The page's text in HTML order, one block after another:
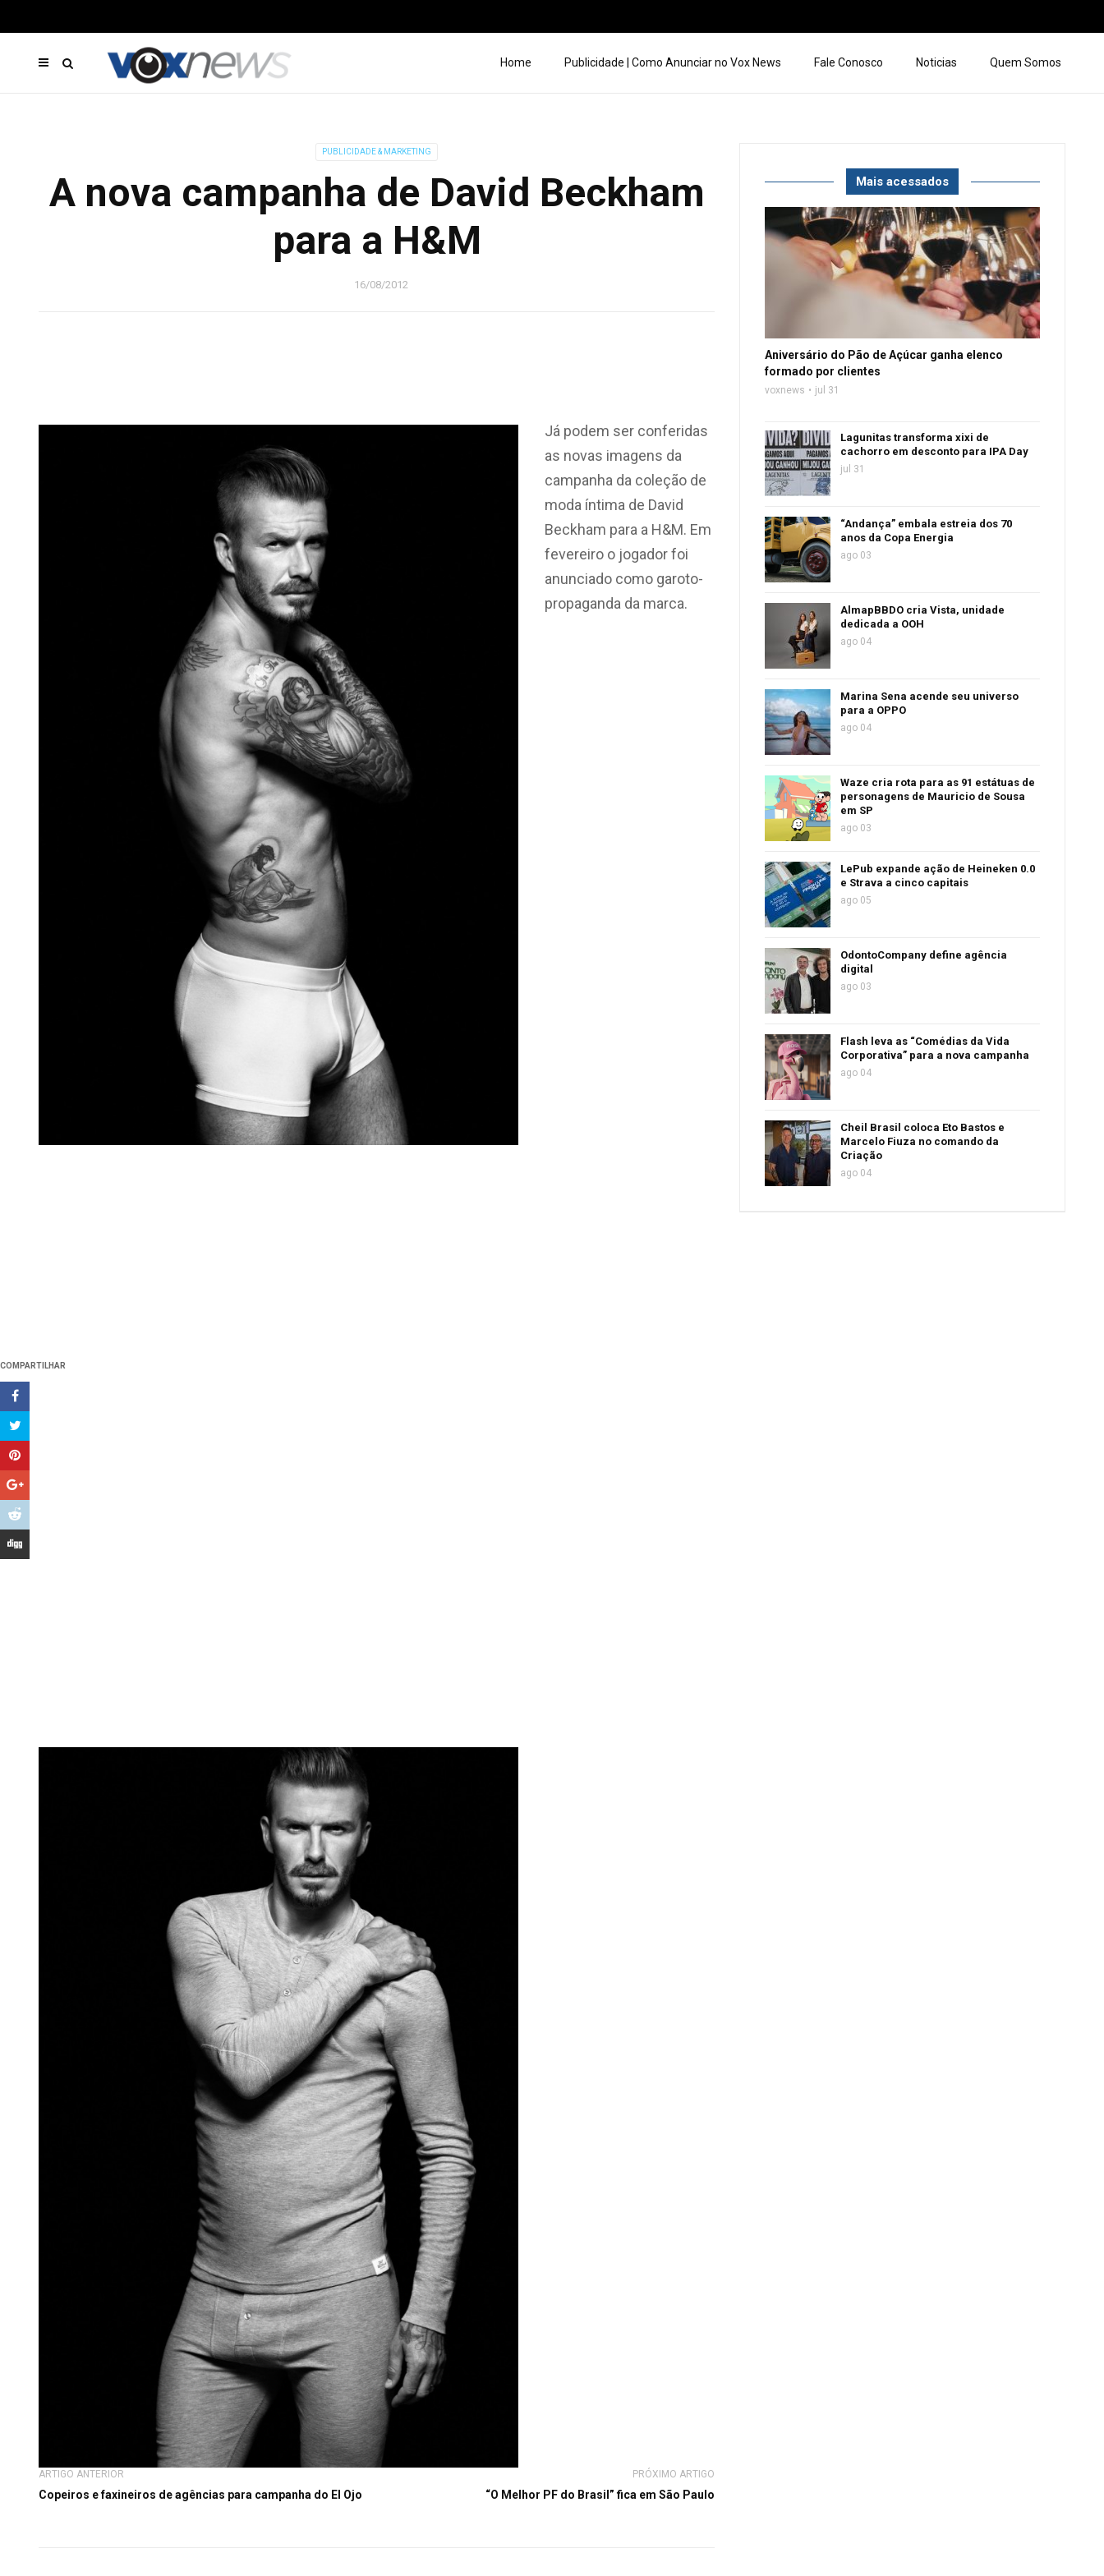
Home Publicidade | Como Anunciar no Vox News Fale Conosco Noticias Quem Somos
PUBLICIDADE & MARKETING
A nova campanha de David Beckham
para a H&M
16/08/2012
COMPARTILHAR
Já podem ser conferidas
as novas imagens da
campanha da coleção de
moda íntima de David
Beckham para a H&M. Em
fevereiro o jogador foi
anunciado como garoto-
propaganda da marca.
ARTIGO ANTERIOR
Copeiros e faxineiros de agências para campanha do El Ojo
PRÓXIMO ARTIGO
“O Melhor PF do Brasil” fica em São Paulo
Mais acessados
Aniversário do Pão de Açúcar ganha elenco
formado por clientes
voxnews jul 31
Lagunitas transforma xixi de
cachorro em desconto para IPA Day
jul 31
“Andança” embala estreia dos 70
anos da Copa Energia
ago 03
AlmapBBDO cria Vista, unidade
dedicada a OOH
ago 04
Marina Sena acende seu universo
para a OPPO
ago 04
Waze cria rota para as 91 estátuas de
personagens de Mauricio de Sousa
em SP
ago 03
LePub expande ação de Heineken 0.0
e Strava a cinco capitais
ago 05
OdontoCompany define agência
digital
ago 03
Flash leva as “Comédias da Vida
Corporativa” para a nova campanha
ago 04
Cheil Brasil coloca Eto Bastos e
Marcelo Fiuza no comando da
Criação
ago 04